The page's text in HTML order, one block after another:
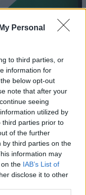
Personal
to third parties, or
information for
below opt-out
note that after your
seeing
utilized by
third parties prior to
of the further
by third parties on the
information may
the IAB’s List of
disclose it to other
πίνακές του
Google News